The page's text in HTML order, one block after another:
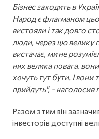
Бізнес заходить в
Народ є флагманом
вистояли і так довго
люди, через цю велику
вистачає, ми не
них велика повага,
хочуть тут бути. І вони
прийдуть", - наголосив
Разом з тим він
інвесторів доступні